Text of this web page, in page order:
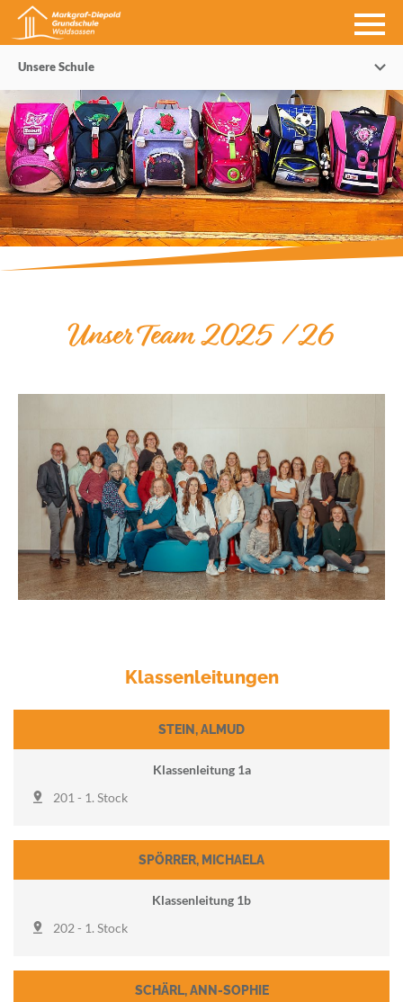
Unsere Schule
Unser Team 2025 / 26
Klassenleitungen
STEIN,ALMUD
Klassenleitung 1a
201 - 1. Stock
SPÖRRER, MICHAELA
Klassenleitung 1b
202 - 1. Stock
SCHÄRL,ANN-SOPHIE